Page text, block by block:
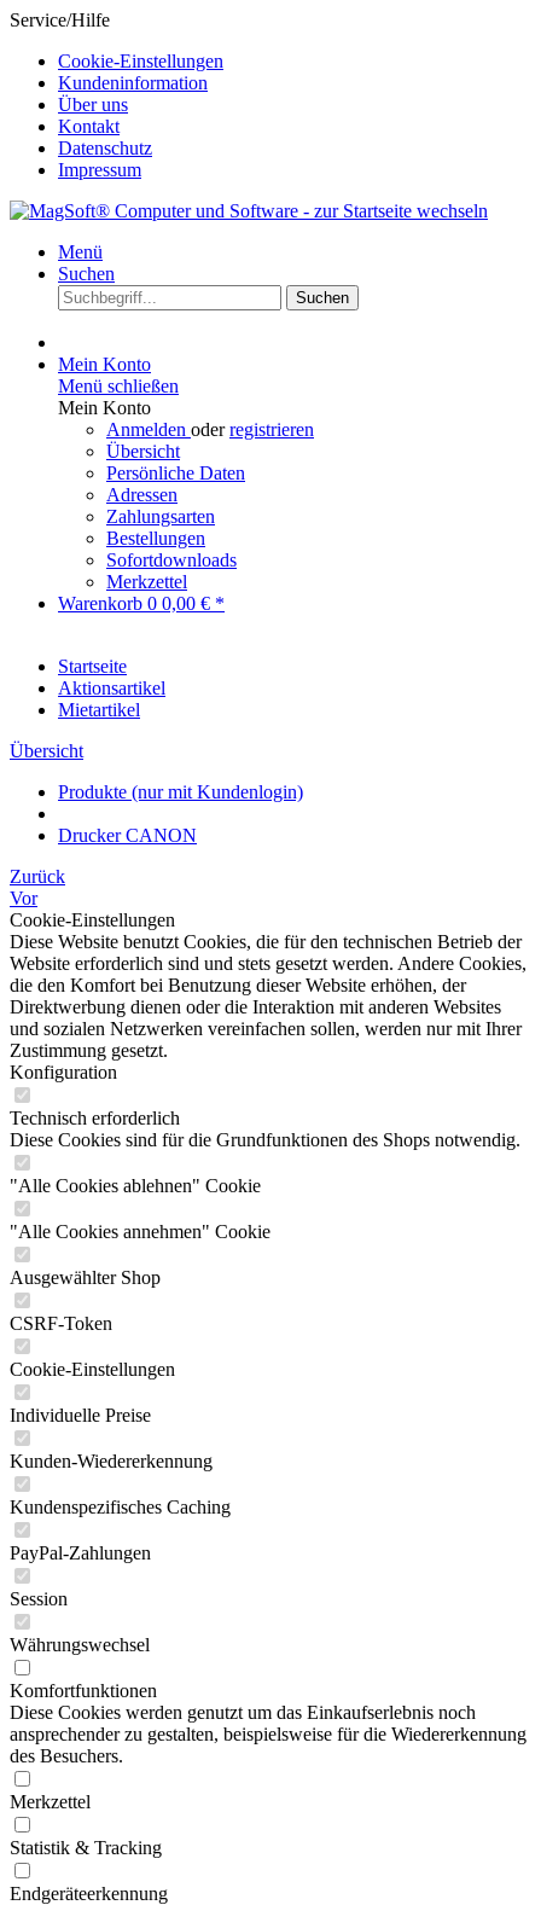
Service/Hilfe
Cookie-Einstellungen
Kundeninformation
Über uns
Kontakt
Datenschutz
Impressum
Menü
Suchen
Suchen
Mein Konto
Menü schließen
Mein Konto
Anmelden oderregistrieren
Übersicht
Persönliche Daten
Adressen
Zahlungsarten
Bestellungen
Sofortdownloads
Merkzettel
Warenkorb 0 0,00 € *
Startseite
Aktionsartikel
Mietartikel
Übersicht
Produkte (nur mit Kundenlogin)
Drucker CANON
Zurück
Vor
Cookie-Einstellungen
Diese Website benutzt Cookies, die für den technischen Betrieb der
Website erforderlich sind und stets gesetzt werden. Andere Cookies,
die den Komfort bei Benutzung dieser Website erhöhen, der
Direktwerbung dienen oder die Interaktion mit anderen Websites
und sozialen Netzwerken vereinfachen sollen, werden nur mit Ihrer
Zustimmung gesetzt.
Konfiguration
Technisch erforderlich
Diese Cookies sind für die Grundfunktionen des Shops notwendig.
"Alle Cookies ablehnen" Cookie
"Alle Cookies annehmen" Cookie
Ausgewählter Shop
CSRF-Token
Cookie-Einstellungen
Individuelle Preise
Kunden-Wiedererkennung
Kundenspezifisches Caching
PayPal-Zahlungen
Session
Währungswechsel
Komfortfunktionen
Diese Cookies werden genutzt um das Einkaufserlebnis noch
ansprechender zu gestalten, beispielsweise für die Wiedererkennung
des Besuchers.
Merkzettel
Statistik & Tracking
Endgeräteerkennung